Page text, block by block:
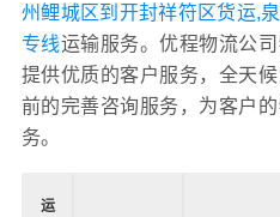
州鲤城区到开封祥符区货运,
专线运输服务。优程物流公
提供优质的客户服务，全天
前的完善咨询服务，为客户
务。
运